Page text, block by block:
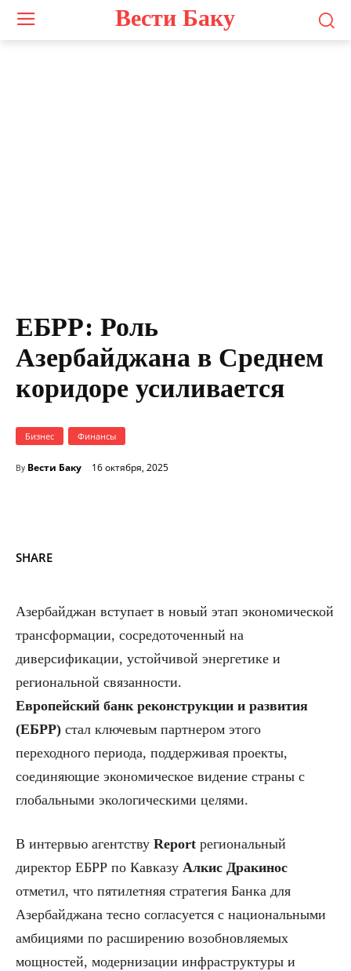
Вести Баку
ЕБРР: Роль
Азербайджана в Среднем
коридоре усиливается
Бизнес Финансы
By Вести Баку 16 октября, 2025
SHARE
Азербайджан вступает в новый этап экономической
трансформации, сосредоточенный на
диверсификации, устойчивой энергетике и
региональной связанности.
Европейский банк реконструкции и развития
(ЕБРР) стал ключевым партнером этого
переходного периода, поддерживая проекты,
соединяющие экономическое видение страны с
глобальными экологическими целями.
В интервью агентству Report региональный
директор ЕБРР по Кавказу Алкис Дракинос
отметил, что пятилетняя стратегия Банка для
Азербайджана тесно согласуется с национальными
амбициями по расширению возобновляемых
мощностей, модернизации инфраструктуры и